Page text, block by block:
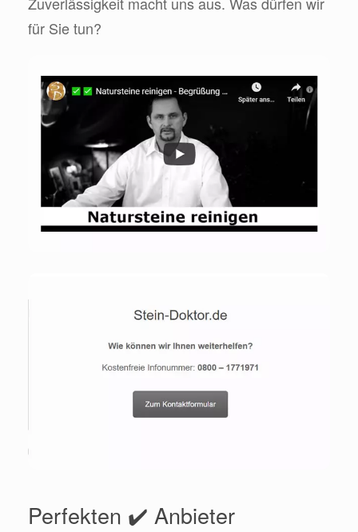
für Sie tun?
Perfekten ✔️ Anbieter